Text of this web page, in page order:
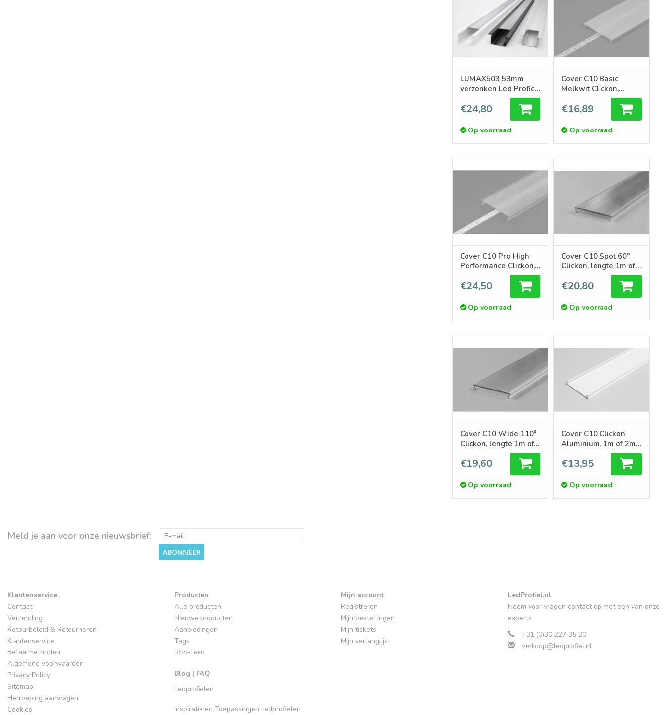
LUMAX503 53mm
verzonken Led Profiel
€24,80
Op voorraad
Cover C10 Basic
Melkwit Clickon,
lengte 1m of 2m
€16,89
Op voorraad
Cover C10 Pro High
Performance Clickon,
lengte 1m of 2m
€24,50
Op voorraad
Cover C10 Spot 60°
Clickon, lengte 1m of
€20,80
Op voorraad
Cover C10 Wide 110°
Clickon, lengte 1m of
€19,60
Op voorraad
Cover C10 Clickon
Aluminium, 1m of 2m
€13,95
Op voorraad
Meld je aan voor onze nieuwsbrief:
ABONNEER
Klantenservice
Contact
Verzending
Retourbeleid & Retourneren
Klantenservice
Betaalmethoden
Algemene voorwaarden
Privacy Policy
Sitemap
Herroeping aanvragen
Cookies
Producten
Alle producten
Nieuwe producten
Aanbiedingen
Tags
RSS-feed
Blog | FAQ
Ledprofielen
Inspiratie en Toepassingen Ledprofielen
Mijn account
Registreren
Mijn bestellingen
Mijn tickets
Mijn verlanglijst
LedProfiel.nl
Neem voor vragen contact op met een van onze
experts
+31 (0)30 227 35 20
verkoop@ledprofiel.nl